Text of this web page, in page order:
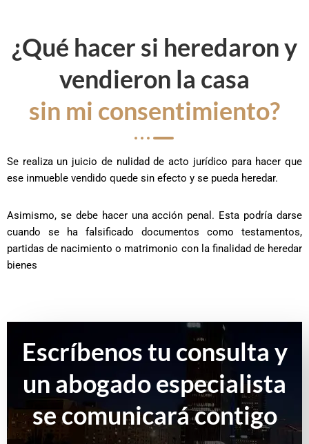
¿Qué hacer si heredaron y
vendieron la casa
sin mi consentimiento?
Se realiza un juicio de nulidad de acto jurídico para hacer que
ese inmueble vendido quede sin efecto y se pueda heredar.
Asimismo, se debe hacer una acción penal. Esta podría darse
cuando se ha falsificado documentos como testamentos,
partidas de nacimiento o matrimonio con la finalidad de heredar
bienes
Escríbenos tu consulta y
un abogado especialista
se comunicará contigo